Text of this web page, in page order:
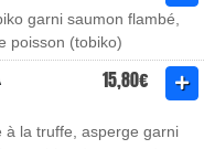
garni saumon flambé,
poisson (tobiko)
15,80€
à la truffe, asperge garni